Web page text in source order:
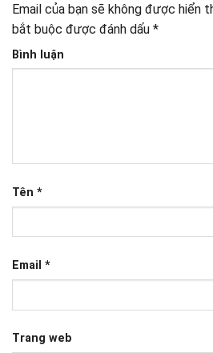
Email của bạn sẽ không được hiển
bắt buộc được đánh dấu *
Bình luận
Tên *
Email *
Trang web